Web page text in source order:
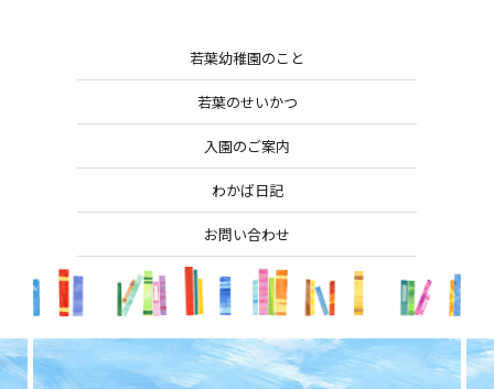
若葉幼稚園のこと
若葉のせいかつ
入園のご案内
わかば日記
お問い合わせ